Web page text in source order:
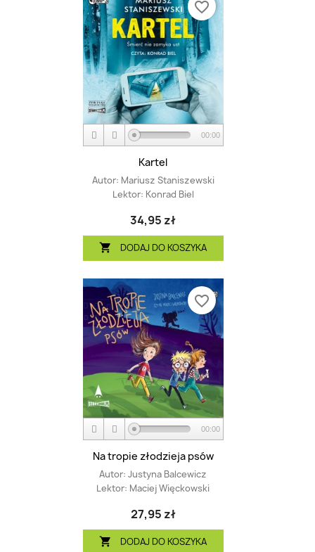
00:00
Kartel
Autor: Mariusz Staniszewski
Lektor: Konrad Biel
34,95 zł
 DODAJ DO KOSZYKA
favorite_border
00:00
Na tropie złodzieja psów
Autor: Justyna Balcewicz
Lektor: Maciej Więckowski
27,95 zł
 DODAJ DO KOSZYKA
favorite_border